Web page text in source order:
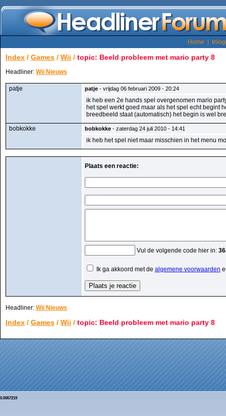
Home
Index / Games / Wii / topic: Beeld probleem met mario party 8
Headliner: Wii Nieuws
patje patje - vrijdag 06 februari 2009 - 20:24
ik heb een 2e hands spel overgenomen mario
het spel werkt goed maar als het spel echt begint
breedbeeld staat (automatisch) het begin is wel
bobkokke
bobkokke - zaterdag 24 juli 2010 - 14:41
ik heb het spel niet maar misschien in het menu
Plaats een reactie:
Vul de volgende code hier in:
Ik ga akkoord met de algemene voorwaarden
Headliner: Wii Nieuws
Index / Games / Wii / topic: Beeld probleem met mario party 8
0.0067219